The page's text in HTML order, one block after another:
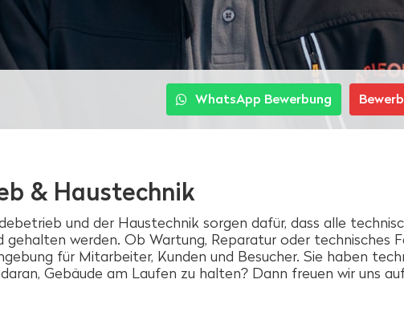
WhatsApp Bewerbung
& Haustechnik
und der Haustechnik sorgen dafür, dass alle
werden. Ob Wartung, Reparatur oder technisches
für Mitarbeiter, Kunden und Besucher. Sie haben
Gebäude am Laufen zu halten? Dann freuen wir uns